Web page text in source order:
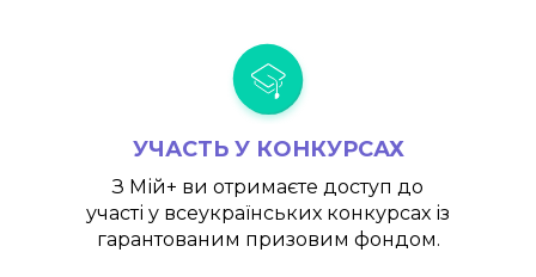
УЧАСТЬ У КОНКУРСАХ
З Мій+ ви отримаєте доступ до
участі у всеукраїнських конкурсах із
гарантованим призовим фондом.